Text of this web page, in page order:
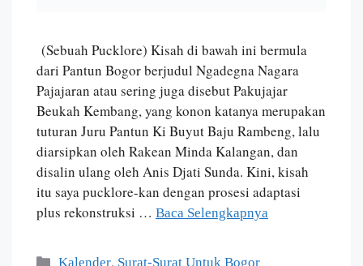
(Sebuah Pucklore) Kisah di bawah ini bermula
dari Pantun Bogor berjudul Ngadegna Nagara
Pajajaran atau sering juga disebut Pakujajar
Beukah Kembang, yang konon katanya merupakan
tuturan Juru Pantun Ki Buyut Baju Rambeng, lalu
diarsipkan oleh Rakean Minda Kalangan, dan
disalin ulang oleh Anis Djati Sunda. Kini, kisah
itu saya pucklore-kan dengan prosesi adaptasi
plus rekonstruksi … Baca Selengkapnya
Kalender, Surat-Surat Untuk Bogor